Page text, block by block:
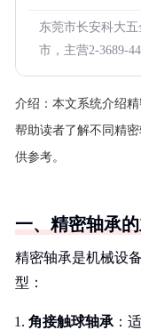
东莞市长安科大
市，主营2-3689-
介绍： 本文系统介绍
帮助读者了解不同精
供参考。
一、精密轴承
精密轴承是机械设
型：
角接触球轴承 ：